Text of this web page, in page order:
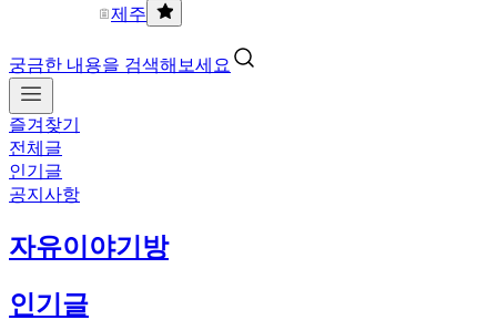
제주
궁금한 내용을 검색해보세요
즐겨찾기
전체글
인기글
공지사항
자유이야기방
인기글